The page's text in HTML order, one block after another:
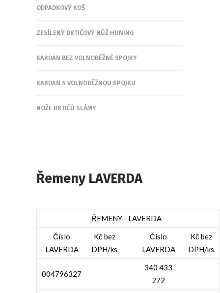
ODPADKOVÝ KOŠ
ZESÍLENÝ DRTIČOVÝ NŮŽ HUNING
KARDAN BEZ VOLNOBĚŽNÉ SPOJKY
KARDAN S VOLNOBĚŽNOU SPOJKU
NOŽE DRTIČŮ SLÁMY
Řemeny LAVERDA
ŘEMENY - LAVERDA
Číslo
LAVERDA
Kč bez
DPH/ks
Číslo
LAVERDA
Kč bez
DPH/ks
004796327
340 433
272